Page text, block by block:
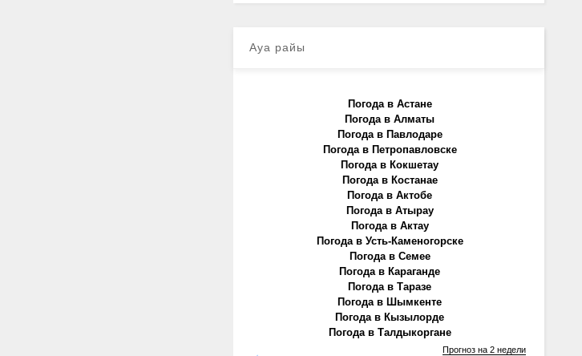
Ауа райы
Погода в Астане
Погода в Алматы
Погода в Павлодаре
Погода в Петропавловске
Погода в Кокшетау
Погода в Костанае
Погода в Актобе
Погода в Атырау
Погода в Актау
Погода в Усть-Каменогорске
Погода в Семее
Погода в Караганде
Погода в Таразе
Погода в Шымкенте
Погода в Кызылорде
Погода в Талдыкоргане
Прогноз на 2 недели